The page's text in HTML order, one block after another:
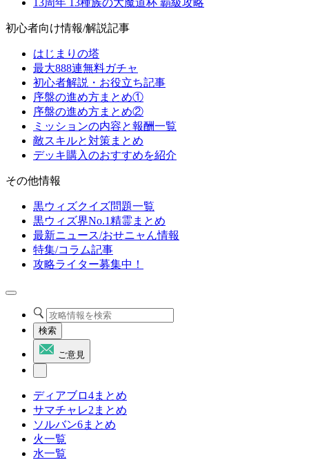
13周年 13種族の大魔道杯 覇級攻略
初心者向け情報/解説記事
はじまりの塔
最大888連無料ガチャ
初心者解説・お役立ち記事
序盤の進め方まとめ①
序盤の進め方まとめ②
ミッションの内容と報酬一覧
敵スキルと対策まとめ
デッキ購入のおすすめを紹介
その他情報
黒ウィズクイズ問題一覧
黒ウィズ界No.1精霊まとめ
最新ニュース/おせニャん情報
特集/コラム記事
攻略ライター募集中！
検索
ご意見
ディアブロ4まとめ
サマチャレ2まとめ
ソルバン6まとめ
火一覧
水一覧